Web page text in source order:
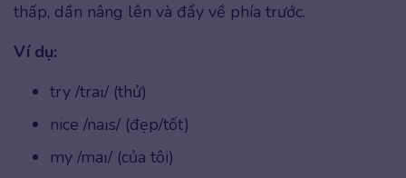
thấp, dần nâng lên và đẩy về phía trước.
Ví dụ:
try /traɪ/ (thử)
nice /naɪs/ (đẹp/tốt)
my /maɪ/ (của tôi)